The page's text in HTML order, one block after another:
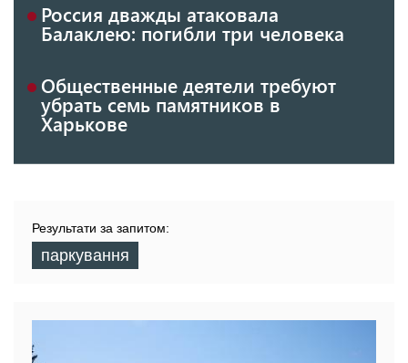
Россия дважды атаковала
Балаклею: погибли три человека
Общественные деятели требуют
убрать семь памятников в
Харькове
Результати за запитом:
паркування